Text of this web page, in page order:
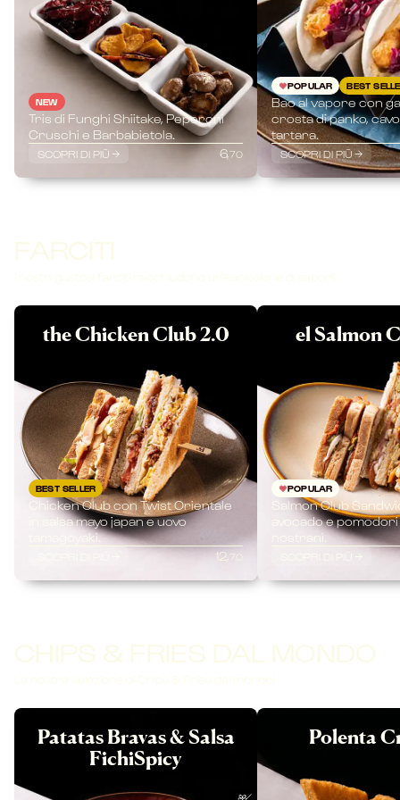
NEW
Tris di Funghi Shiitake, Peperoni
Cruschi e Barbabietola.
SCOPRI DI PIÙ 6,70
POPULAR BEST
Bao al vapore con
crosta di panko,
tartara.
SCOPRI DI PIÙ
FARCITI
the Chicken Club 2.0
BEST SELLER
Chicken Club con Twist Orientale
in salsa mayo japan e uovo
tamagoyaki.
12,70
el Salmon
POPULAR
Salmon Club
avocado e
nostrani.
CHIPS & FRIES DAL MONDO
La nostra selezione di Chips & Fries dal mondo!
Patatas Bravas & Salsa
FichiSpicy
Polenta